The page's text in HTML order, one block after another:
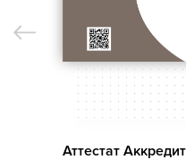
Аттестат